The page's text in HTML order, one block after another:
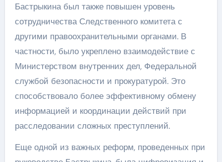
Бастрыкина был также повышен уровень
сотрудничества Следственного комитета с
другими правоохранительными органами. В
частности, было укреплено взаимодействие с
Министерством внутренних дел, Федеральной
службой безопасности и прокуратурой. Это
способствовало более эффективному обмену
информацией и координации действий при
расследовании сложных преступлений.
Еще одной из важных реформ, проведенных при